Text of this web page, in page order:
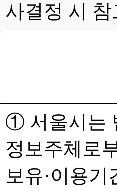
사결정 시
① 서울시는
정보주체로
보유·이용